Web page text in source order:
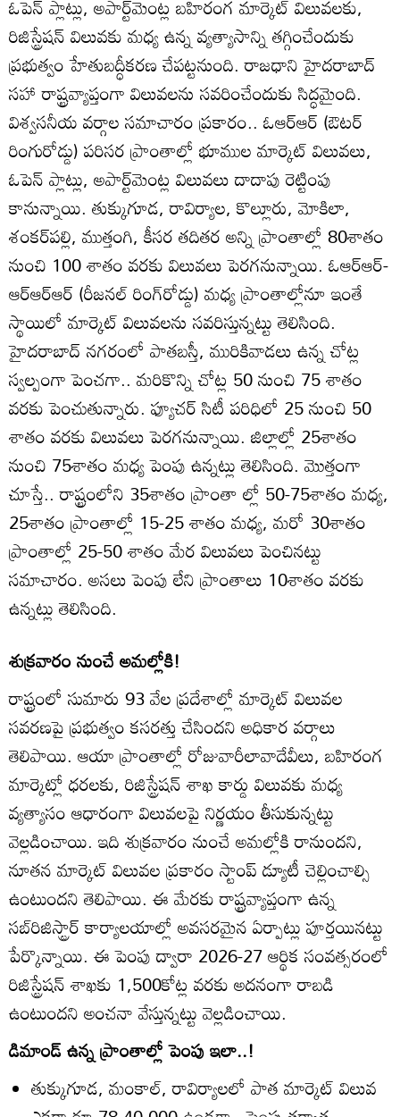
ఓపెన్‌ ప్లాట్లు, అపార్ట్‌మెంట్ల బహిరంగ మార్కెట్‌ విలువలకు,
రిజిస్ట్రేషన్‌ విలువకు మధ్య ఉన్న వ్యత్యాసాన్ని తగ్గించేందుకు
ప్రభుత్వం హేతుబద్ధీకరణ చేపట్టనుంది. రాజధాని హైదరాబాద్‌
సహా రాష్ట్రవ్యాప్తంగా విలువలను సవరించేందుకు సిద్ధమైంది.
విశ్వసనీయ వర్గాల సమాచారం ప్రకారం.. ఓఆర్‌ఆర్‌ (ఔటర్‌
రింగురోడ్డు) పరిసర ప్రాంతాల్లో భూముల మార్కెట్‌ విలువలు,
ఓపెన్‌ ప్లాట్లు, అపార్ట్‌మెంట్ల విలువలు దాదాపు రెట్టింపు
కానున్నాయి. తుక్కుగూడ, రావిర్యాల, కొల్లూరు, మోకిలా,
శంకర్‌పల్లి, ముత్తంగి, కీసర తదితర అన్ని ప్రాంతాల్లో 80శాతం
నుంచి 100 శాతం వరకు విలువలు పెరగనున్నాయి. ఓఆర్‌ఆర్‌-
ఆర్‌ఆర్‌ఆర్‌ (రీజనల్‌ రింగ్‌రోడ్డు) మధ్య ప్రాంతాల్లోనూ ఇంతే
స్థాయిలో మార్కెట్‌ విలువలను సవరిస్తున్నట్టు తెలిసింది.
హైదరాబాద్‌ నగరంలో పాతబస్తీ, మురికివాడలు ఉన్న చోట్ల
స్వల్పంగా పెంచగా.. మరికొన్ని చోట్ల 50 నుంచి 75 శాతం
వరకు పెంచుతున్నారు. ఫ్యూచర్‌ సిటీ పరిధిలో 25 నుంచి 50
శాతం వరకు విలువలు పెరగనున్నాయి. జిల్లాల్లో 25శాతం
నుంచి 75శాతం మధ్య పెంపు ఉన్నట్లు తెలిసింది. మొత్తంగా
చూస్తే.. రాష్ట్రంలోని 35శాతం ప్రాంతా ల్లో 50-75శాతం మధ్య,
25శాతం ప్రాంతాల్లో 15-25 శాతం మధ్య, మరో 30శాతం
ప్రాంతాల్లో 25-50 శాతం మేర విలువలు పెంచినట్టు
సమాచారం. అసలు పెంపు లేని ప్రాంతాలు 10శాతం వరకు
ఉన్నట్లు తెలిసింది.
శుక్రవారం నుంచే అమల్లోకి!
రాష్ట్రంలో సుమారు 93 వేల ప్రదేశాల్లో మార్కెట్‌ విలువల
సవరణపై ప్రభుత్వం కసరత్తు చేసిందని అధికార వర్గాలు
తెలిపాయి. ఆయా ప్రాంతాల్లో రోజువారీలావాదేవీలు, బహిరంగ
మార్కెట్లో ధరలకు, రిజిస్ట్రేషన్‌ శాఖ కార్డు విలువకు మధ్య
వ్యత్యాసం ఆధారంగా విలువలపై నిర్ణయం తీసుకున్నట్టు
వెల్లడించాయి. ఇది శుక్రవారం నుంచే అమల్లోకి రానుందని,
నూతన మార్కెట్‌ విలువల ప్రకారం స్టాంప్‌ డ్యూటీ చెల్లించాల్సి
ఉంటుందని తెలిపాయి. ఈ మేరకు రాష్ట్రవ్యాప్తంగా ఉన్న
సబ్‌రిజిస్ట్రార్‌ కార్యాలయాల్లో అవసరమైన ఏర్పాట్లు పూర్తయినట్టు
పేర్కొన్నాయి. ఈ పెంపు ద్వారా 2026-27 ఆర్థిక సంవత్సరంలో
రిజిస్ట్రేషన్‌ శాఖకు 1,500కోట్ల వరకు అదనంగా రాబడి
ఉంటుందని అంచనా వేస్తున్నట్టు వెల్లడించాయి.
డిమాండ్‌ ఉన్న ప్రాంతాల్లో పెంపు ఇలా..!
తుక్కుగూడ, మంకాల్‌, రావిర్యాలలో పాత మార్కెట్‌ విలువ